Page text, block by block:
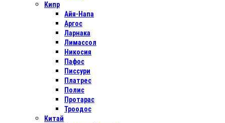
Кипр
Айя-Напа
Аргос
Ларнака
Лимассол
Никосия
Пафос
Писсури
Платрес
Полис
Протарас
Троодос
Китай